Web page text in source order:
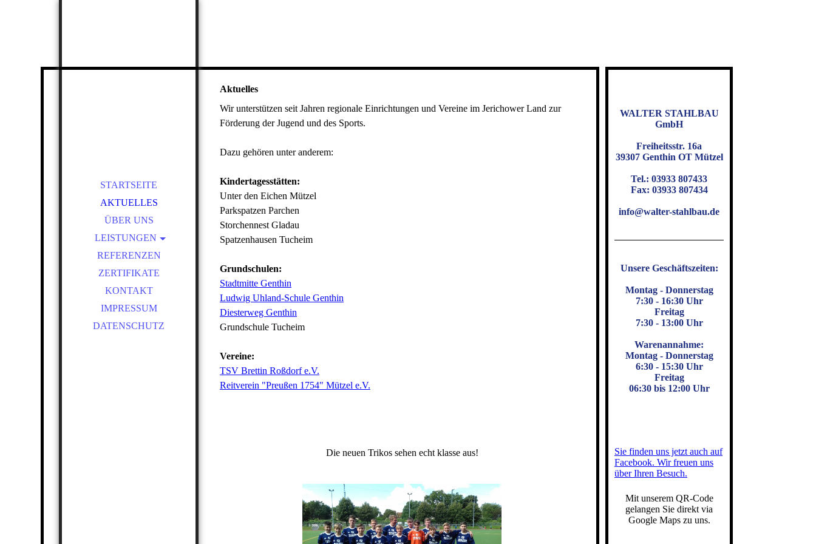
STARTSEITE
AKTUELLES
ÜBER UNS
LEISTUNGEN
INDUSTRIE- UND
N
TREPPEN & GELÄNDER
REFERENZEN
ZERTIFIKATE
KONTAKT
IMPRESSUM
DATENSCHUTZ
Aktuelles
Wir unterstützen seit Jahren regionale Einrichtungen und Vereine im Jerichower Land zur
Förderung der Jugend und des Sports.
Dazu gehören unter anderem:
Kindertagesstätten:
Unter den Eichen Mützel
Parkspatzen Parchen
Storchennest Gladau
Spatzenhausen Tucheim
Grundschulen:
Stadtmitte Genthin
Ludwig Uhland-Schule Genthin
Diesterweg Genthin
Grundschule Tucheim
Vereine:
TSV Brettin Roßdorf e.V.
Reitverein "Preußen 1754" Mützel e.V.
Die neuen Trikos sehen echt klasse aus!
WALTER STAHLBAU
GmbH
Freiheitsstr. 16a
39307 Genthin OT Mützel
Tel.: 03933 807433
Fax: 03933 807434
info@walter-stahlbau.de
Unsere Geschäftszeiten:
Montag - Donnerstag
7:30 - 16:30 Uhr
Freitag
7:30 - 13:00 Uhr
Warenannahme:
Montag - Donnerstag
6:30 - 15:30 Uhr
Freitag
06:30 bis 12:00 Uhr
Sie finden uns jetzt auch auf
Facebook. Wir freuen uns
über Ihren Besuch.
Mit unserem QR-Code
gelangen Sie direkt via
Google Maps zu uns.